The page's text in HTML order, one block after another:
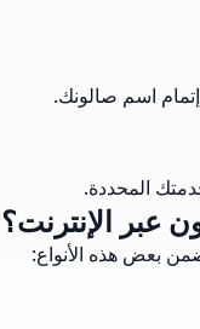
اسم صالونك.
المحددة.
عبر الإنترنت؟
بعض هذه الأنواع: